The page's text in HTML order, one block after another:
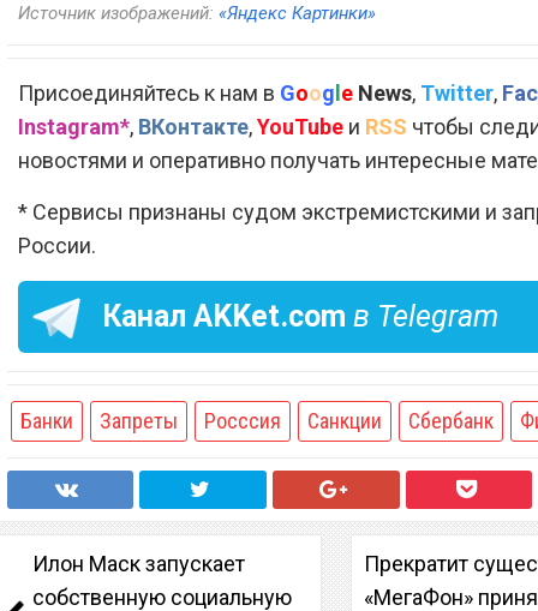
Источник изображений: «Яндекс Картинки»
Присоединяйтесь к нам в Google News, Twitter,
Instagram*, ВКонтакте,YouTube и RSS чтобы
новостями и оперативно получать интересные
* Сервисы признаны судом экстремистскими и
России.
Канал AKKet.com в Telegram
Банки Запреты Росссия Санкции Сбербанк
Илон Маск запускает
собственную социальную
Прекратит
«МегаФон»